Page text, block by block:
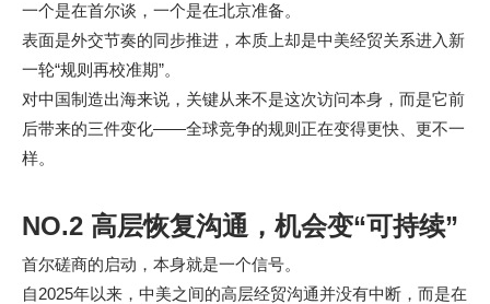
一个是在首尔谈，一个是在北京准备。
表面是外交节奏的同步推进，本质上却是中美经贸关系进入新
一轮“规则再校准期”。
对中国制造出海来说，关键从来不是这次访问本身，而是它前
后带来的三件变化——全球竞争的规则正在变得更快、更不一
样。
NO.2 高层恢复沟通，机会变“可持续”
首尔磋商的启动，本身就是一个信号。
自2025年以来，中美之间的高层经贸沟通并没有中断，而是在